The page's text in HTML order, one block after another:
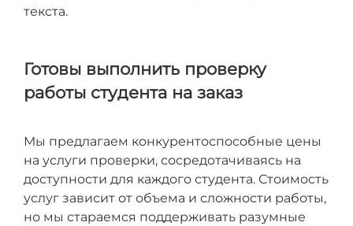
текста.
Готовы выполнить проверку
работы студента на заказ
Мы предлагаем конкурентоспособные цены
на услуги проверки, сосредотачиваясь на
доступности для каждого студента. Стоимость
услуг зависит от объема и сложности работы,
но мы стараемся поддерживать разумные